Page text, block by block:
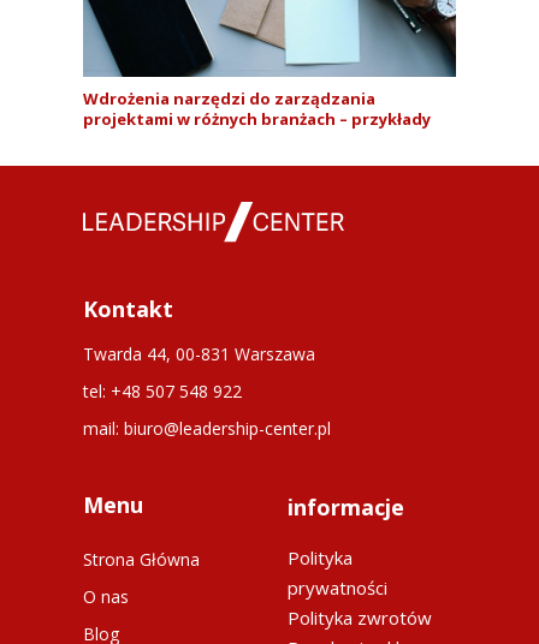
Wdrożenia narzędzi do zarządzania
projektami w różnych branżach – przykłady
Kontakt
Twarda 44, 00-831 Warszawa
tel: +48 507 548 922
mail: biuro@leadership-center.pl
Menu
Strona Główna
O nas
Blog
informacje
Polityka
prywatności
Polityka zwrotów